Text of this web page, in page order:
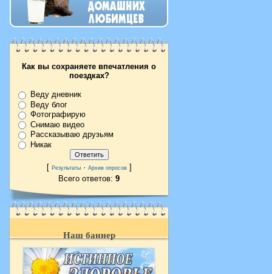
Как вы сохраняете впечатления о
поездках?
Веду дневник
Веду блог
Фотографирую
Снимаю видео
Рассказываю друзьям
Никак
[ Результаты· Архив опросов]
Всего ответов: 9
Наш баннер